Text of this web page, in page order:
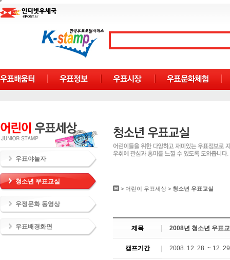
우표야놀자
청소년 우표교실
우정문화 동영상
우표배경화면
> 어린이 우표세상 > 청소년 우표교실
제목 2008년 청소년 우표
캠프기간 2008. 12. 28. ~ 12.